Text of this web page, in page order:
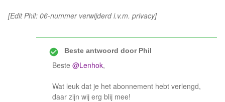
[Edit Phil: 06-nummer verwijderd i.v.m. privacy]
Beste antwoord doorPhil
Beste @Lenhok,
Wat leuk dat je het abonnement hebt verlengd,
daar zijn wij erg blij mee!